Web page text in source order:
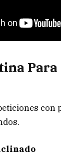
Para
con